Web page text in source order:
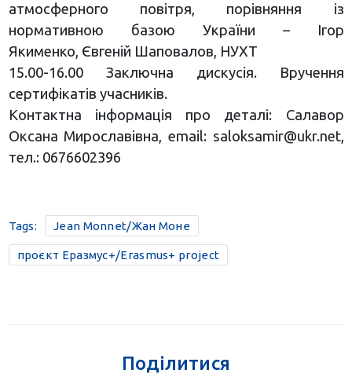
атмосферного повітря, порівняння із
нормативною базою України – Ігор
Якименко, Євгеній Шаповалов, НУХТ
15.00-16.00 Заключна дискусія. Вручення
сертифікатів учасників.
Контактна інформація про деталі: Салавор
Оксана Мирославівна, еmail: saloksamir@ukr.net,
тел.: 0676602396
Tags: Jean Monnet/Жан Моне
проєкт Еразмус+/Erasmus+ project
Поділитися